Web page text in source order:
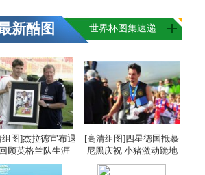
新酷图 世界杯图集速递
图]杰拉德宣布退
顾英格兰队生涯
[高清组图]四星德国抵慕
尼黑庆祝 小猪激动跪地